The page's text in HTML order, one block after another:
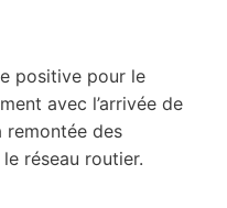
positive pour le
avec l’arrivée de
remontée des
réseau routier.